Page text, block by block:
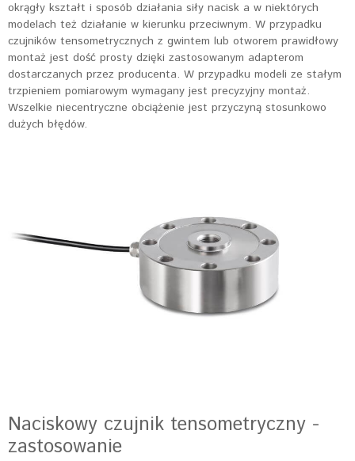
okrągły kształt i sposób działania siły nacisk a w niektórych
modelach też działanie w kierunku przeciwnym. W przypadku
czujników tensometrycznych z gwintem lub otworem prawidłowy
montaż jest dość prosty dzięki zastosowanym adapterom
dostarczanych przez producenta. W przypadku modeli ze stałym
trzpieniem pomiarowym wymagany jest precyzyjny montaż.
Wszelkie niecentryczne obciążenie jest przyczyną stosunkowo
dużych błędów.
Naciskowy czujnik tensometryczny -
zastosowanie